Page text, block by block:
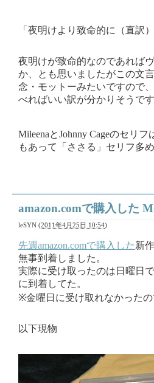
「夜明けより致命的に（直訳
夜明けが致命的なのであれば
か、とも思いましたがこの文
念・モットーみたいですので
べればいい訳が分かりそうです
MileenaとJohnny Cageのセリ
もあって「ささる」セリフ多め
amazon.comで購入した
leSYN (2011年4月25日 10:54)
先週amazon.comで購入した新
無事到着しました。
実際に受け取ったのは日曜日
に到着してた。
※金曜日に受け取れなかった
以下現物